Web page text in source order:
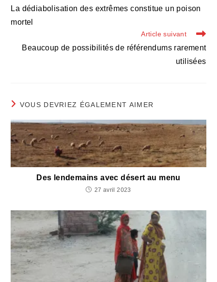
more
La dédiabolisation des extrêmes constitue un poison
mortel
Article suivant
Beaucoup de possibilités de référendums rarement
utilisées
VOUS DEVRIEZ ÉGALEMENT AIMER
Des lendemains avec désert au menu
27 avril 2023